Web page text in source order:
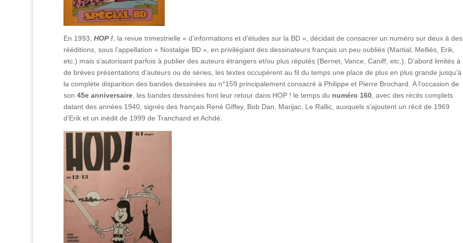
En 1993, HOP !, la revue trimestrielle « d’informations et d’études sur la BD », décidait de consacrer un numéro sur deux à des
rééditions, sous l’appellation « Nostalgie BD », en privilégiant des dessinateurs français un peu oubliés (Martial, Melliès, Erik,
etc.) mais s’autorisant parfois à publier des auteurs étrangers et/ou plus réputés (Bernet, Vance, Caniff, etc.). D’abord limités à
de brèves présentations d’auteurs ou de séries, les textes occupèrent au fil du temps une place de plus en plus grande jusqu’à
la complète disparition des bandes dessinées au n°159 principalement consacré à Philippe et Pierre Brochard. A l’occasion de
son 45e anniversaire, les bandes dessinées font leur retour dans HOP ! le temps du numéro 160, avec des récits complets
datant des années 1940, signés des français René Giffey, Bob Dan, Marijac, Le Rallic, auxquels s’ajoutent un récit de 1969
d’Erik et un inédit de 1999 de Tranchand et Achdé.